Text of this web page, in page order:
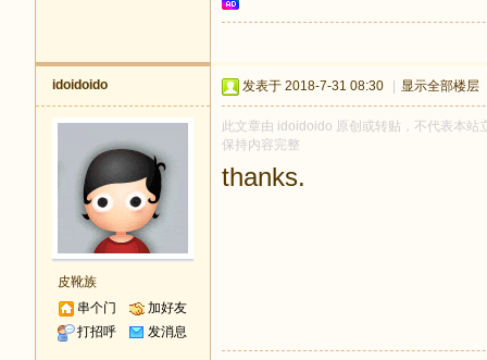
idoidoido
皮靴族
串个门
加好友
打招呼
发消息
发表于 2018-7-31 08:30 显示全部楼层
此文章由 idoidoido 原创或转贴，不代表本
保持内容完整
thanks.